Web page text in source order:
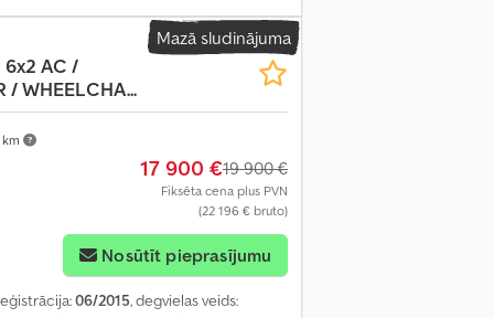
Mazā sludinājuma
6x2 AC /
/ WHEELCHA...
17 900 €19 900 €
Fiksēta cena plus PVN
(22 196 € bruto)
Nosūtīt pieprasījumu
06/2015, degvielas veids: